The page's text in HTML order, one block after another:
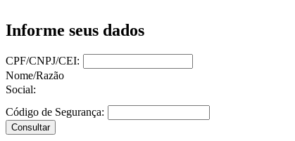
Informe seus dados
CPF/CNPJ/CEI:
Nome/Razão
Social:
Código de Segurança: